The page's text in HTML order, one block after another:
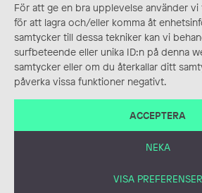
För att ge en bra upplevelse använder
för att lagra och/eller komma åt
samtycker till dessa tekniker kan vi
surfbeteende eller unika ID:n på denna
samtycker eller om du återkallar ditt
påverka vissa funktioner negativt.
ACCEPTERA
NEKA
VISA PREFERENSER